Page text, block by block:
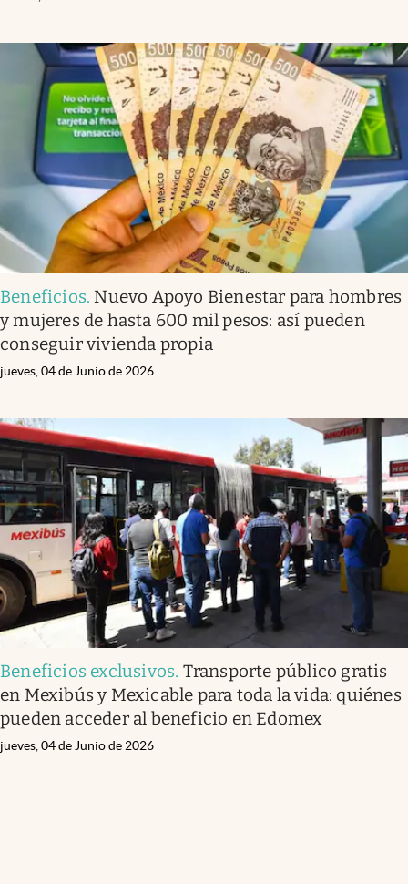
Beneficios. Nuevo Apoyo Bienestar para hombres
y mujeres de hasta 600 mil pesos: así pueden
conseguir vivienda propia
jueves, 04 de Junio de 2026
Beneficios exclusivos. Transporte público gratis
en Mexibús y Mexicable para toda la vida: quiénes
pueden acceder al beneficio en Edomex
jueves, 04 de Junio de 2026